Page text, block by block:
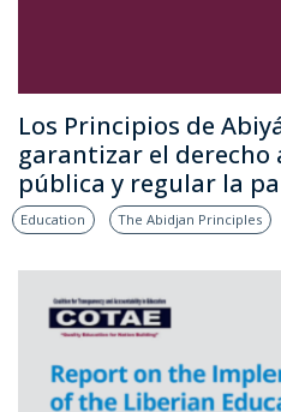
Los Principios de
garantizar el derecho
pública y regular la
Education The Abidjan Principles